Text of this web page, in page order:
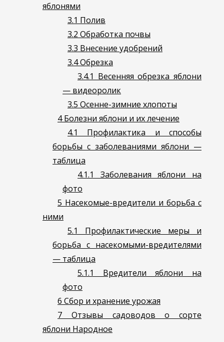
яблонями
3.1 Полив
3.2 Обработка почвы
3.3 Внесение удобрений
3.4Обрезка
3.4.1 Весенняя обрезка яблони
— видеоролик
3.5 Осенне-зимние хлопоты
4Болезни яблони и их лечение
4.1
Профилактика и способы
борьбы с заболеваниями яблони —
таблица
4.1.1
Заболевания яблони на
фото
5 Насекомые-вредители и борьба с
ними
5.1
Профилактические меры и
борьба с насекомыми-вредителями
— таблица
5.1.1
Вредители яблони на
фото
6 Сбор и хранение урожая
7 Отзывы садоводов о сорте
яблони Народное